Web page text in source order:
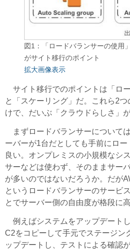
図1：「ロードバランサーの使用
がサイト移行のポイント
拡大画像表示
サイト移行でのポイントは「ロ
と「スケーリング」だ。これら2
けで、だいぶ「クラウドらしさ」
まずロードバランサーについて
ーバーが1台だとしても手前にロ
良い。オンプレミスの小規模なシ
サーなどは使わず、そのままサー
が多いのではないだろうか。だが
というロードバランサーのサービ
とでサーバー側の自由度が格段に高
例えばシステムをアップデート
C2をコピーして手元でステージン
ップデートし、テストによる確認